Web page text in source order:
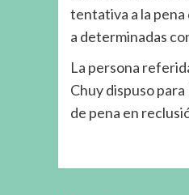
tentativa a la pena
a determinadas
La persona
Chuy dispuso
de pena en